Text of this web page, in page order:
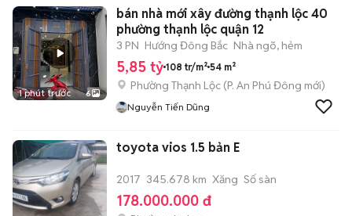
1 phút trước 6
bán nhà mới xây đường thạnh lộc 40
phường thạnh lộc quận 12
3 PN Hướng Đông Bắc Nhà ngõ, hẻm
5,85 tỷ 108 tr/m² 54 m²
Phường Thạnh Lộc (P. An Phú Đông mới)
Nguyễn Tiến Dũng
toyota vios 1.5 bản E
2017 345.678 km Xăng Số sàn
178.000.000 đ